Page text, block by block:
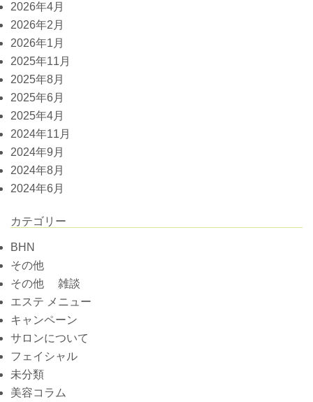
2026年4月
2026年2月
2026年1月
2025年11月
2025年8月
2025年6月
2025年4月
2024年11月
2024年9月
2024年8月
2024年6月
カテゴリー
BHN
その他
その他 雑談
エステ メニュー
キャンペーン
サロンについて
フェイシャル
未分類
美容コラム